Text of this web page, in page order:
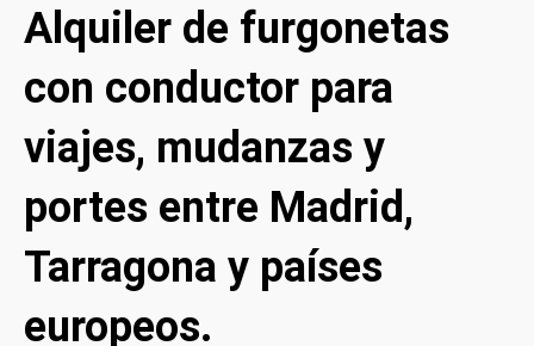
Alquiler de furgonetas
con conductor para
viajes, mudanzas y
portes entre Madrid,
Tarragona y países
europeos.